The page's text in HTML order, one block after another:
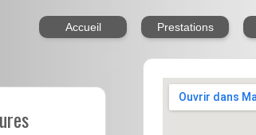
Accueil Prestations